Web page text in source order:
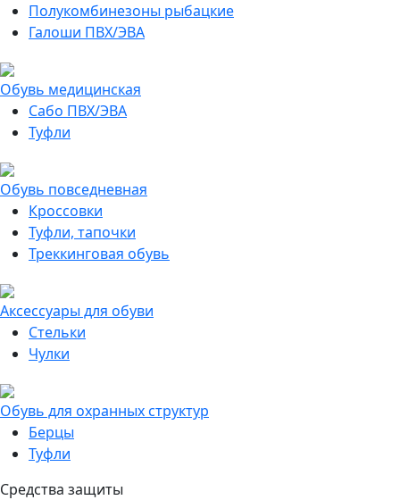
Полукомбинезоны рыбацкие
Галоши ПВХ/ЭВА
Обувь медицинская
Сабо ПВХ/ЭВА
Туфли
Обувь повседневная
Кроссовки
Туфли, тапочки
Треккинговая обувь
Аксессуары для обуви
Стельки
Чулки
Обувь для охранных структур
Берцы
Туфли
Средства защиты